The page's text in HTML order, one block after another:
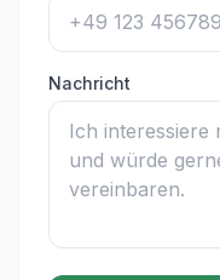
Nachricht